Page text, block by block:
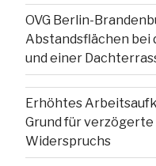
OVG Berlin-
Abstandsflächen bei
und einer
Erhöhtes
Grund für
Widerspruchs